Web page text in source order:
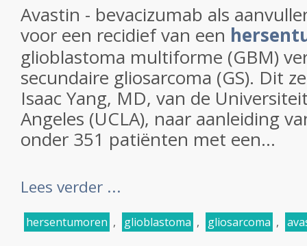
Avastin - bevacizumab als
voor een recidief van een
glioblastoma multiforme (GBM)
secundaire gliosarcoma (GS). Dit
Isaac Yang, MD, van de
Angeles (UCLA), naar aanleiding
onder 351 patiënten met een...
Lees verder ...
hersentumoren , glioblastoma , gliosarcoma ,